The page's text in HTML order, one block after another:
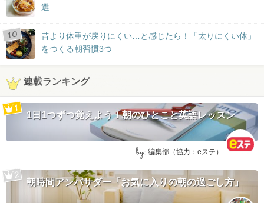
選
昔より体重が戻りにくい…と感じたら！「太りにくい体」
をつくる朝習慣3つ
連載ランキング
1日1つずつ覚えよう！朝のひとこと英語レッスン
by: 編集部（協力：eステ）
朝時間アンバサダー「お気に入りの朝の過ごし方」